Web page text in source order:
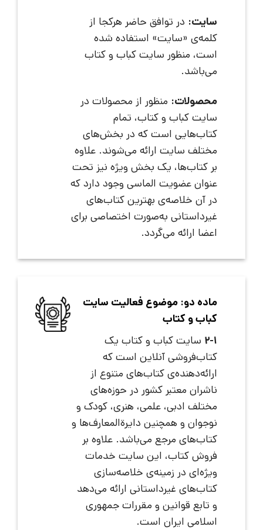
سایت: در توافق حاضر هرکجا از
کلمه‌ی «سایت» استفاده شده
است، منظور سایت کباب و کتاب
می‌باشد.
محصولات: منظور از محصولات در
سایت کباب و کتاب، تمام
کتاب‌هایی است که در بخش‌های
مختلف سایت ارائه می‌شوند. علاوه
بر کتاب‌ها، یک بخش ویژه نیز تحت
عنوان عضویت الماسی وجود دارد که
در آن خلاصه‌ی بهترین کتاب‌های
غیرداستانی به‌صورت اختصاصی برای
اعضا ارائه می‌گردد.
ماده دو: موضوع فعالیت سایت
کباب و کتاب
2-1 سایت کباب و کتاب یک
کتاب‌فروشی آنلاین است که
ارائه‌دهنده‌ی کتاب‌های متنوع از
ناشران معتبر کشور در حوزه‌های
مختلف ادبی، علمی، هنری، کودک و
نوجوان و همچنین دایرةالمعارف‌ها و
کتاب‌های مرجع می‌باشد. علاوه بر
فروش کتاب، این سایت خدمات
ویژه‌ای در زمینه‌ی خلاصه‌سازی
کتاب‌های غیرداستانی ارائه می‌دهد
و تابع قوانین و مقررات جمهوری
اسلامی ایران است.